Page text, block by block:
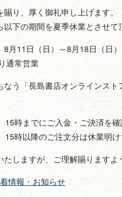
り、厚く御礼申し上げます。
下の期間を夏季休業とさせて
月11日（日）～8月18日（日）
通常営業
なう「長島書店オンラインス
時までにご入金・ご決済を
15時以降のご注文分は休業明
たしますが、ご理解賜りますよ
情報・お知らせ